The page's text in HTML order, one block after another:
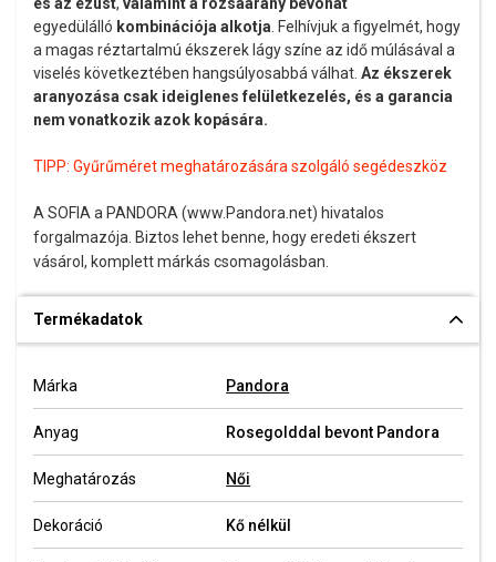
egyedülálló kombinációja alkotja . Felhívjuk a figyelmét, hogy
a magas réztartalmú ékszerek lágy színe az idő múlásával a
viselés következtében hangsúlyosabbá válhat. Az ékszerek
aranyozása csak ideiglenes felületkezelés, és a garancia
nem vonatkozik azok kopására.
TIPP: Gyűrűméret meghatározására szolgáló segédeszköz
A SOFIA a PANDORA (www.Pandora.net) hivatalos
forgalmazója. Biztos lehet benne, hogy eredeti ékszert
vásárol, komplett márkás csomagolásban.
Termékadatok
Márka Pandora
Anyag Rosegolddal bevont Pandora
Meghatározás Női
Dekoráció Kő nélkül